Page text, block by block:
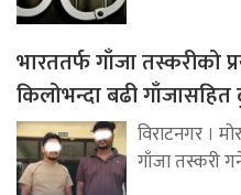
भारततर्फ गाँजा तस्करीको
किलोभन्दा बढी
विराटनगर ।
गाँजा तस्करी